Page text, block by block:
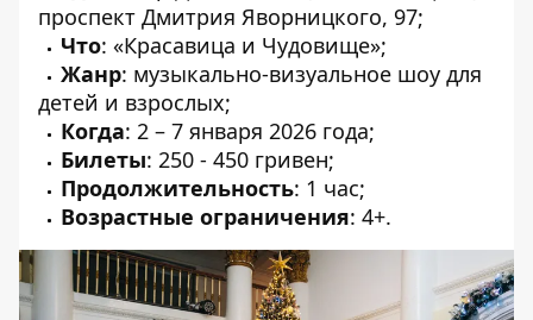
проспект Дмитрия Яворницкого, 97;
Что: «Красавица и Чудовище»;
Жанр: музыкально-визуальное шоу для
детей и взрослых;
Когда: 2 – 7 января 2026 года;
Билеты: 250 - 450 гривен;
Продолжительность: 1 час;
Возрастные ограничения: 4+.